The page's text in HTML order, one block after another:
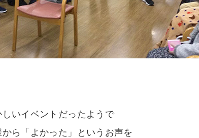
しいイベントだったようで
ら「よかった」というお声を